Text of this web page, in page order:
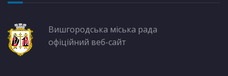
Вишгородська міська рада
офіційний веб-сайт